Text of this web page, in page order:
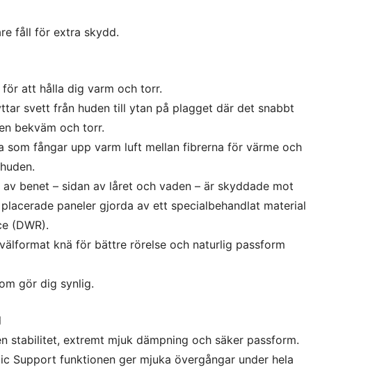
fåll för extra skydd.
att hålla dig varm och torr.
svett från huden till ytan på plagget där det snabbt
bekväm och torr.
som fångar upp varm luft mellan fibrerna för värme och
benet – sidan av låret och vaden – är skyddade mot
paneler gjorda av ett specialbehandlat material
(DWR).
knä för bättre rörelse och naturlig passform
gör dig synlig.
stabilitet, extremt mjuk dämpning och säker passform.
Support funktionen ger mjuka övergångar under hela